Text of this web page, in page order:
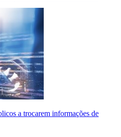
a trocarem informações de